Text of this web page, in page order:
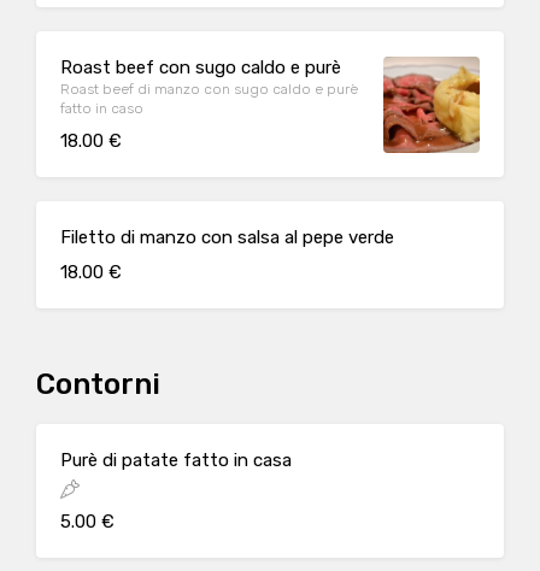
Roast beef con sugo caldo e purè
Roast beef di manzo con sugo caldo e purè
fatto in caso
18.00 €
Filetto di manzo con salsa al pepe verde
18.00 €
Contorni
Purè di patate fatto in casa
5.00 €